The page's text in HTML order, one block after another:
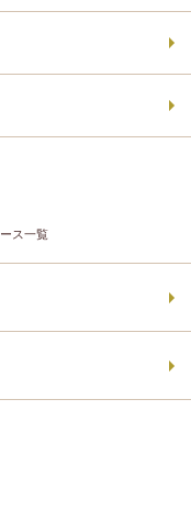
ス一覧